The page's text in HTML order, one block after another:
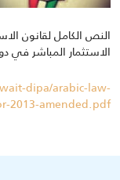
الاستثمار المباشر في
dipa/arabic-law-
2013-amended.pdf